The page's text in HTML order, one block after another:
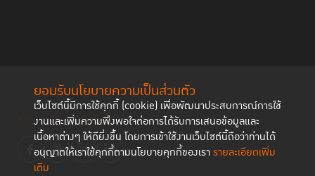
ยอมรับนโยบายความเป็นส่วนตัว
เว็บไซต์นี้มีการใช้คุกกี้ (cookie) เพื่อพัฒนาประสบการณ์การใช้
งานและเพิ่มความพึงพอใจต่อการได้รับการเสนอข้อมูลและ
เนื้อหาต่างๆ ให้ดียิ่งขึ้น โดยการเข้าใช้งานเว็บไซต์นี้ถือว่าท่านได้
อนุญาตให้เราใช้คุกกี้ตามนโยบายคุกกี้ของเรา รายละเอียดเพิ่ม
เติม
ติดตามช่องทาง social